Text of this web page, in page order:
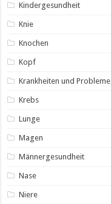
Kindergesundheit
Knie
Knochen
Kopf
Krankheiten und Probleme
Krebs
Lunge
Magen
Männergesundheit
Nase
Niere